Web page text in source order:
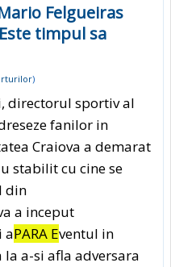
Felgueiras
timpul sa
)
directorul sportiv al
fanilor in
Craiova a demarat
stabilit cu cine se
din
a inceput
aPARA Eventul in
a-si afla adversara